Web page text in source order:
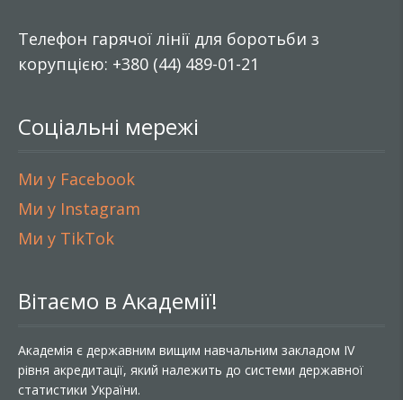
Телефон гарячої лінії для боротьби з
корупцією: +380 (44) 489-01-21
Соціальні мережі
Ми у Facebook
Ми у Instagram
Ми у TikTok
Вітаємо в Академії!
Академія є державним вищим навчальним закладом IV
рівня акредитації, який належить до системи державної
статистики України.